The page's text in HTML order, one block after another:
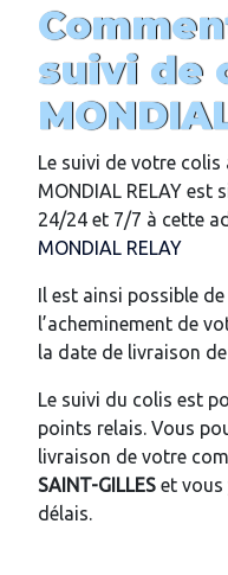
suivi de
Le suivi de votre
MONDIAL RELAY est
24/24 et 7/7 à cette
MONDIAL RELAY
Il est ainsi possible
l’acheminement de
la date de livraison
Le suivi du colis est
points relais. Vous
livraison de votre
SAINT-GILLES et vous
délais.